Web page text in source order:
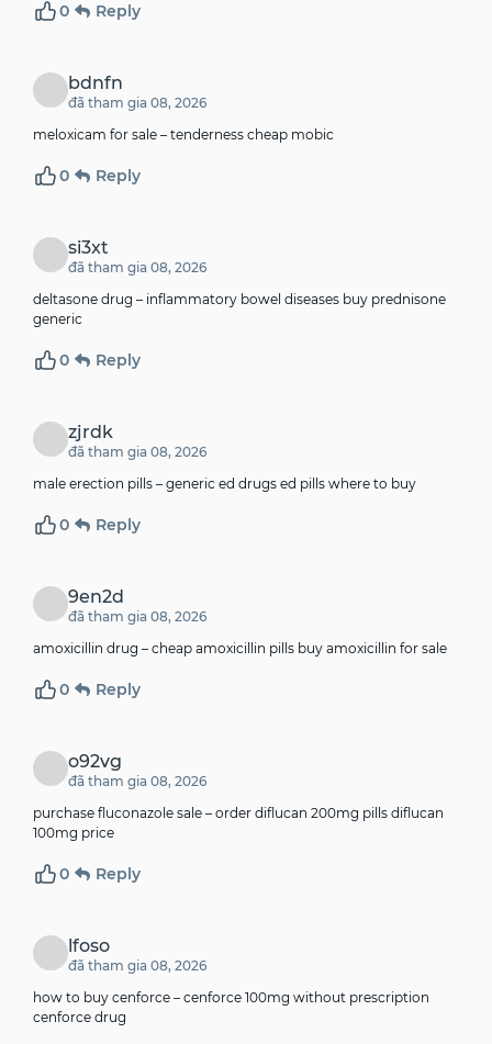
0 Reply
bdnfn
đã tham gia 08, 2026
meloxicam for sale – tenderness cheap mobic
0 Reply
si3xt
đã tham gia 08, 2026
deltasone drug – inflammatory bowel diseases buy prednisone
generic
0 Reply
zjrdk
đã tham gia 08, 2026
male erection pills – generic ed drugs ed pills where to buy
0 Reply
9en2d
đã tham gia 08, 2026
amoxicillin drug – cheap amoxicillin pills buy amoxicillin for sale
0 Reply
o92vg
đã tham gia 08, 2026
purchase fluconazole sale – order diflucan 200mg pills diflucan
100mg price
0 Reply
lfoso
đã tham gia 08, 2026
how to buy cenforce – cenforce 100mg without prescription
cenforce drug